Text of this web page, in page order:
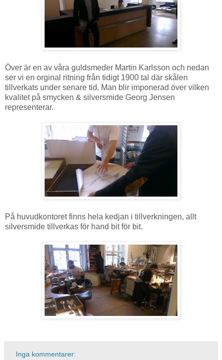
Över är en av våra guldsmeder Martin Karlsson och nedan
ser vi en orginal ritning från tidigt 1900 tal där skålen
tillverkats under senare tid. Man blir imponerad över vilken
kvalitet på smycken & silversmide Georg Jensen
representerar.
På huvudkontoret finns hela kedjan i tillverkningen, allt
silversmide tillverkas för hand bit för bit.
Inga kommentarer: